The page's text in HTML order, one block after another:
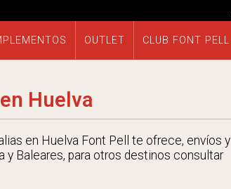
OUTLET CLUB FONT PELL
Huelva
en Huelva Font Pell te ofrece, envíos y
y Baleares, para otros destinos consultar